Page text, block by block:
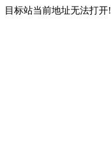
目标站当前地址无法打开!